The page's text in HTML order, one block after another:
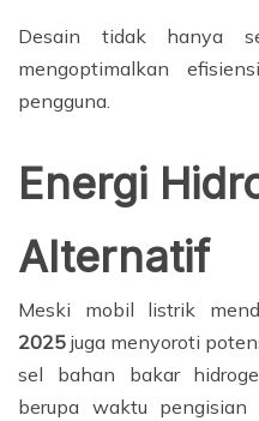
Desain tidak hanya
mengoptimalkan
pengguna.
Energi
Alternatif
Meski mobil listrik
2025 juga menyoroti
sel bahan bakar
berupa waktu